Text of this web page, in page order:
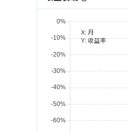
X: 月
Y:收益率